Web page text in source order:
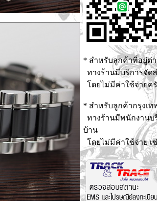
* สำหรับลูกค้าที่อยู่ต่
ทางร้านมีบริการจัด
โดยไม่มีค่าใช้จ่ายค
* สำหรับลูกค้ากรุงเท
ทางร้านมีพนักงานบ
บ้าน
โดยไม่มีค่าใช้จ่าย เ